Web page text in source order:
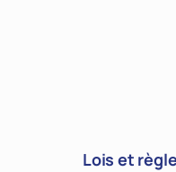
Lois et